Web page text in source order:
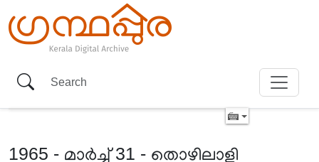
1965 - മാർച്ച് 31 - തൊഴിലാളി